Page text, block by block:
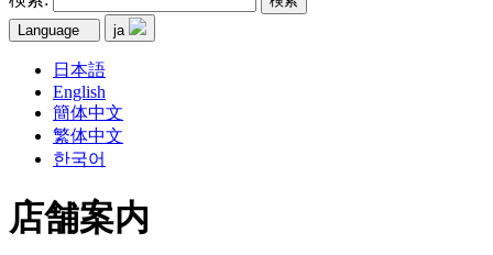
Language ja
日本語
English
簡体中文
繁体中文
한국어
店舗案内